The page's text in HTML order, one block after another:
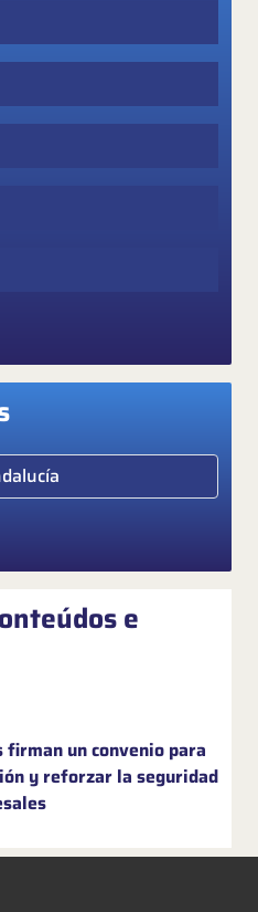
e
un convenio para
y reforzar la seguridad